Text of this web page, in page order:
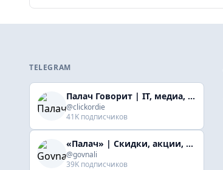
TELEGRAM
Палач Говорит | IT, медиа, гaджеты, скидки
@clickordie
41K подписчиков
«Палач» | Скидки, акции, промокоды
@govnali
39K подписчиков